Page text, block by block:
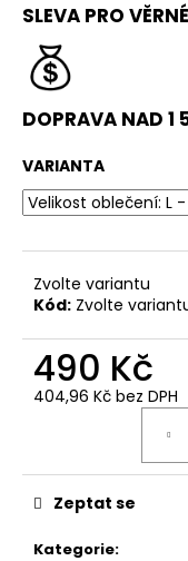
SLEVA PRO
DOPRAVA NAD
VARIANTA
Zvolte variantu
Kód: Zvolte
490 Kč
404,96 Kč bez DPH
Kategorie:
Zeptat se
ŠVÉDSKÁ
BEDNA
–
4
12
Kč
Původně:
13
Kč